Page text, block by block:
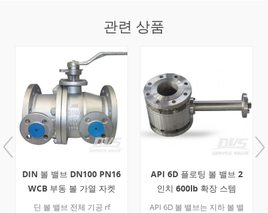
관련 상품
DIN 볼 밸브 DN100 PN16
WCB 부동 볼 가열 자켓
딘 볼 밸브 전체 기공 rf
API 6D 플로팅 볼 밸브 2
인치 600lb 확장 스템
A105
API 6D 볼 밸브는 지하 볼 밸